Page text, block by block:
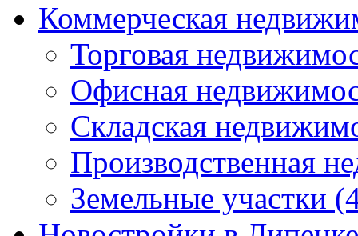
Коммерческая
Торговая
Офисная
Складская
Производственная
Земельные участки